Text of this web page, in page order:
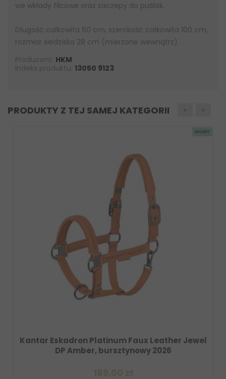
we wkłady filcowe oraz zaczepy do puślisk.
Długość całkowita 60 cm, szerokość całkowita 100 cm,
rozmiar siedziska 28 cm (mierzone wewnątrz).
Producent: HKM
Indeks produktu: 13050 9123
PRODUKTY Z TEJ SAMEJ KATEGORII
Faux Leather Jewel
2026
Zabawka dla konia
Amber,
‹ ›